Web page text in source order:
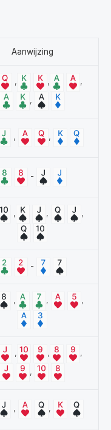
Aanwijzing
, ,
,
,
, ,
-
, , ,
-
, , ,
, ,
,
,
, ,